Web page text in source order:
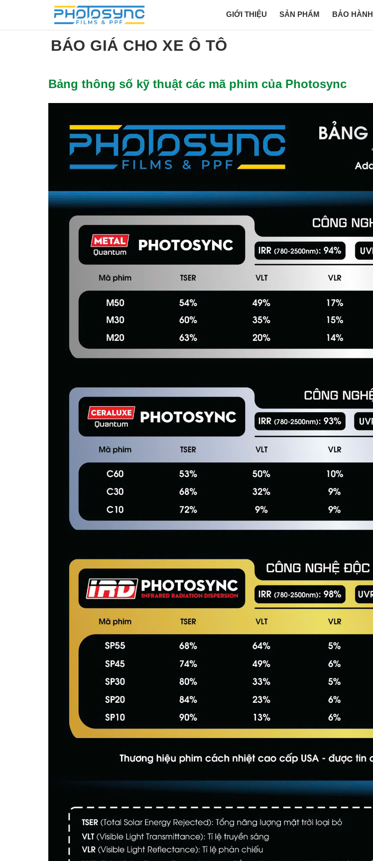
GIỚI THIỆU SẢN PHẨM BẢO HÀNH
BÁO GIÁ CHO XE Ô TÔ
Bảng thông số kỹ thuật các mã phim của Photosync